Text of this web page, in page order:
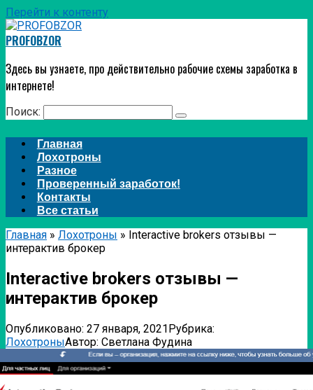
Перейти к контенту
PROFOBZOR
Здесь вы узнаете, про действительно рабочие схемы заработка в
интернете!
Поиск:
Главная
Лохотроны
Разное
Проверенный заработок!
Контакты
Все статьи
Главная » Лохотроны » Interactive brokers отзывы —
интерактив брокер
Interactive brokers отзывы —
интерактив брокер
Опубликовано: 27 января, 2021Рубрика:
ЛохотроныАвтор: Светлана Фудина